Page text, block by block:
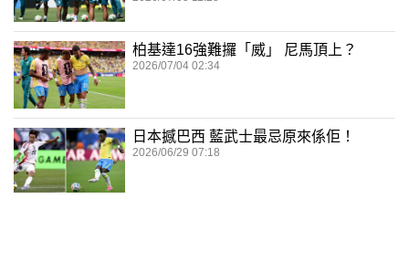
柏基達16強難攞「威」 尼馬頂上？
2026/07/04 02:34
日本撼巴西 藍武士最忌原來係佢！
2026/06/29 07:18